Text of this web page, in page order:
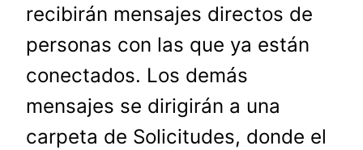
recibirán mensajes directos de
personas con las que ya están
conectados. Los demás
mensajes se dirigirán a una
carpeta de Solicitudes, donde el